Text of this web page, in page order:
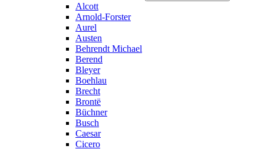
Alcott
Arnold-Forster
Aurel
Austen
Behrendt Michael
Berend
Bleyer
Boehlau
Brecht
Brontë
Büchner
Busch
Caesar
Cicero